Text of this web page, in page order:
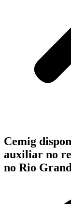
Cemig
auxiliar no
no Rio